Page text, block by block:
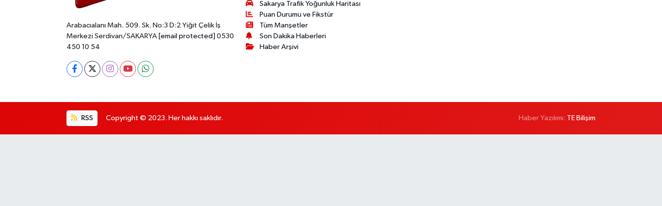
Arabacıalanı Mah. 509. Sk. No:3 D:2 Yiğit Çelik İş
Merkezi Serdivan/SAKARYA [email protected] 0530
450 10 54
Sakarya Trafik Yoğunluk Haritası
Puan Durumu ve Fikstür
Tüm Manşetler
Son Dakika Haberleri
Haber Arşivi
RSS Copyright © 2023. Her hakkı saklıdır. Haber Yazılımı: TE Bilişim